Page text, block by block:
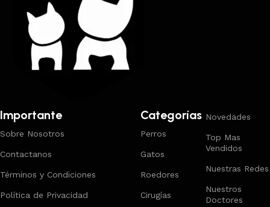
Importante
Sobre Nosotros
Contactanos
Términos y Condiciones
Política de Privacidad
Categorías
Perros
Gatos
Roedores
Cirugías
Novedades
Top Mas
Vendidos
Nuestras Redes
Nuestros
Doctores